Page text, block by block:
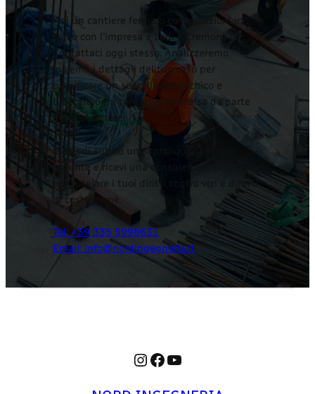
Hai un cantiere fermo o contestazioni in
corso con l’impresa a Lodi o Cremona?
Contattaci oggi stesso. Analizzeremo
insieme i dettagli del tuo caso per
pianificare un sopralluogo tecnico e
bloccare ogni tentativo di rivalsa da parte
del costruttore.
Richiedi subito un sopralluogo tecnico
urgente e ricevi una consulenza dettagliata
per tutelare i tuoi diritti contro vizi e difetti
di costruzione.
Tel: +39 335 5998631
Email: info@nordingegneria.it
Instagram
Facebook
YouTube